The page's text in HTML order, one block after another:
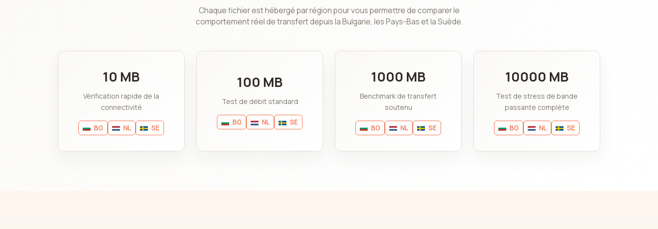
Chaque fichier est hébergé par région pour vous permettre de comparer le
comportement réel de transfert depuis la Bulgarie, les Pays-Bas et la Suède.
10 MB
Vérification rapide de la
connectivité
BG NL SE
100 MB
Test de débit standard
BG NL SE
1000 MB
Benchmark de transfert
soutenu
BG NL SE
10000 MB
Test de stress de bande
passante complète
BG NL SE